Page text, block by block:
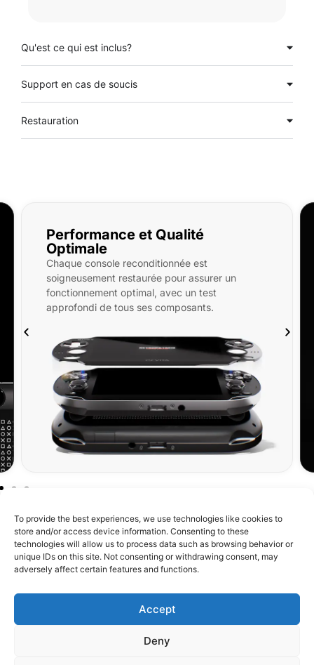
To provide the best experiences, we use technologies like cookies to
store and/or access device information. Consenting to these
technologies will allow us to process data such as browsing behavior or
unique IDs on this site. Not consenting or withdrawing consent, may
adversely affect certain features and functions.
Accept
Deny
Qu'est ce qui est inclus?
Support en cas de soucis
Restauration
pour assurer un
un test
Qu'est-ce qui est
neuf, SD 32/256/512Go, étui
En option : pochette
d’écran avant et arrière, coque
keytag.
À propos de RetroMetroid
Boutique